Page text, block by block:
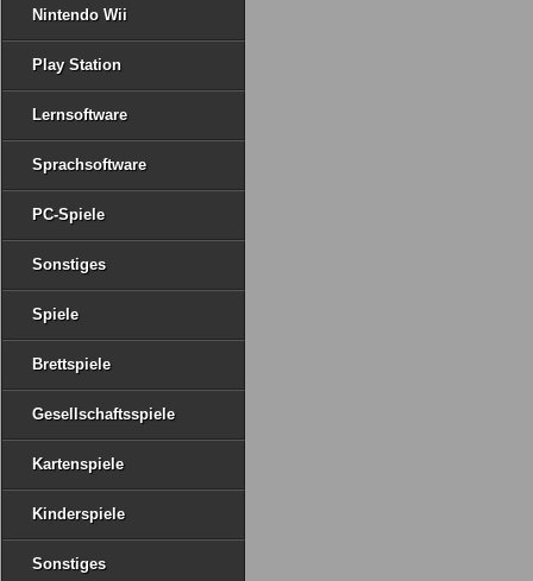
Nintendo Wii
Play Station
Lernsoftware
Sprachsoftware
PC-Spiele
Sonstiges
Spiele
Brettspiele
Gesellschaftsspiele
Kartenspiele
Kinderspiele
Sonstiges